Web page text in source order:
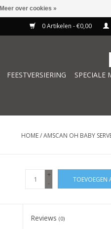
0 Artikelen - €0,00
FEESTVERSIERING
SPECIALE
HOME/AMSCAN OH BABY
+
-
TOEVOEGEN
Reviews(0)
Meer over cookies »